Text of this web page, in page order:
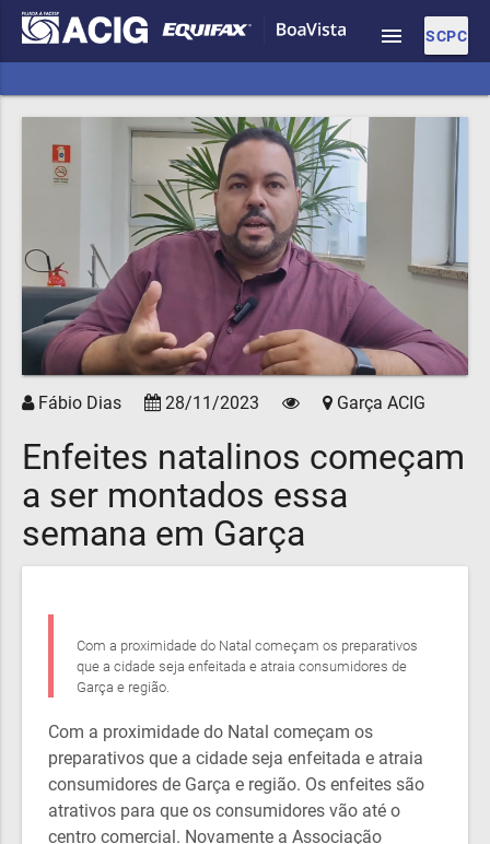
SCPC
menu
Fábio Dias 28/11/2023 Garça ACIG
Enfeites natalinos começam
a ser montados essa
semana em Garça
Com a proximidade do Natal começam os preparativos
que a cidade seja enfeitada e atraia consumidores de
Garça e região.
Com a proximidade do Natal começam os
preparativos que a cidade seja enfeitada e atraia
consumidores de Garça e região. Os enfeites são
atrativos para que os consumidores vão até o
centro comercial. Novamente a Associação